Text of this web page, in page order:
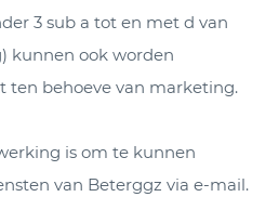
3 sub a tot en met d van
kunnen ook worden
ten behoeve van marketing.
is om te kunnen
van Beterggz via e-mail.